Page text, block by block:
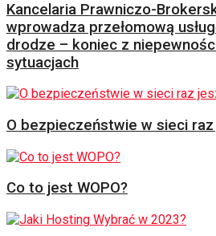
Kancelaria Prawniczo-
wprowadza przełomową
drodze – koniec z
sytuacjach
O bezpieczeństwie w sieci
Co to jest WOPO?